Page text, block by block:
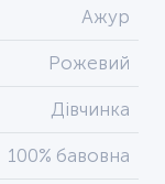
Ажур
Рожевий
Дівчинка
100% бавовна